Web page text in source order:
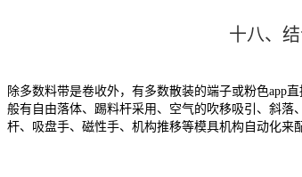
十八、结
除多数料带是卷收外，有多数散装的端子或粉色app
般有自由落体、踢料杆采用、空气的吹移吸引、斜
杆、吸盘手、磁性手、机构推移等模具机构自动化来